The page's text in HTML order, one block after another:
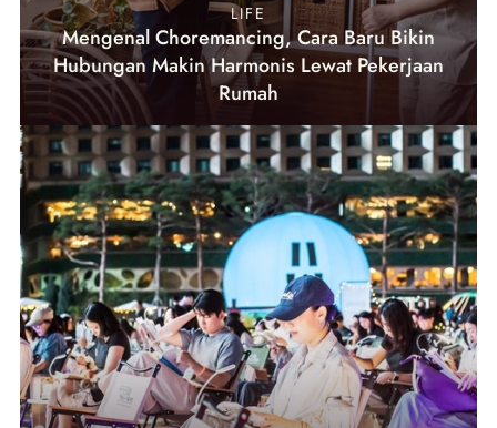
LIFE
Mengenal Choremancing, Cara Baru Bikin
Hubungan Makin Harmonis Lewat Pekerjaan
Rumah